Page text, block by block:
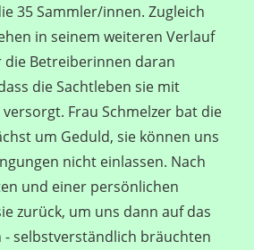
35 Sammler/innen. Zugleich
in seinem weiteren Verlauf
die Betreiberinnen daran
die Sachtleben sie mit
Frau Schmelzer bat die
um Geduld, sie können uns
nicht einlassen. Nach
und einer persönlichen
zurück, um uns dann auf das
- selbstverständlich bräuchten